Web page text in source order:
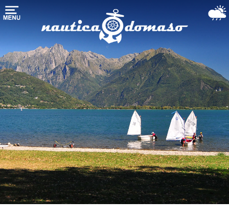
Startpagina
Bootstalling
Jachthaven-
Ligplaatsen
Nautical
Services
het
Comomeer
Boten
aanbod